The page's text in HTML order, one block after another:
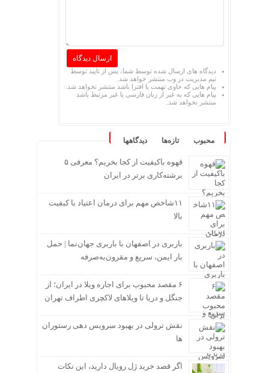
دیدگاه های ارسال شده توسط شما، پس از تایید توسط
تیم مدیریت در وب منتشر خواهد شد.
پیام هایی که حاوی تهمت یا افترا باشد منتشر نخواهد شد.
پیام هایی که به غیر از زبان فارسی یا غیر مرتبط باشد
منتشر نخواهد شد.
محبوب تازه‌ها دیدگاهها
قهوه باکیفیت از کجا بخریم؟ معرفی ۵
برشته‌کاری برتر در ایران
۱۱شاخص مهم برای درمان اعتیاد با کیفیت
بالا
باربری در اصفهان با باربری جهان‌نما | حمل
بار ایمن، سریع و مقرون‌به‌صرفه
۶ مقصد محبوب برای اجاره ویلا در ایران؛ از
جنگل و دریا تا ویلاهای لاکچری اطراف تهران
نقش ترولی در بهبود سرویس دهی رستوران
ها
اگر قصد خرید ژل رویال دارید، این نکات